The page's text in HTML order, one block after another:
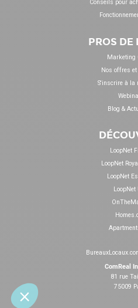
Conseils pour
PROS DE
Marketing
Nos offres
S'inscrire à la
Blog &
LoopNet
LoopNet
LoopNet
LoopNet
ComReal
81 rue
75009